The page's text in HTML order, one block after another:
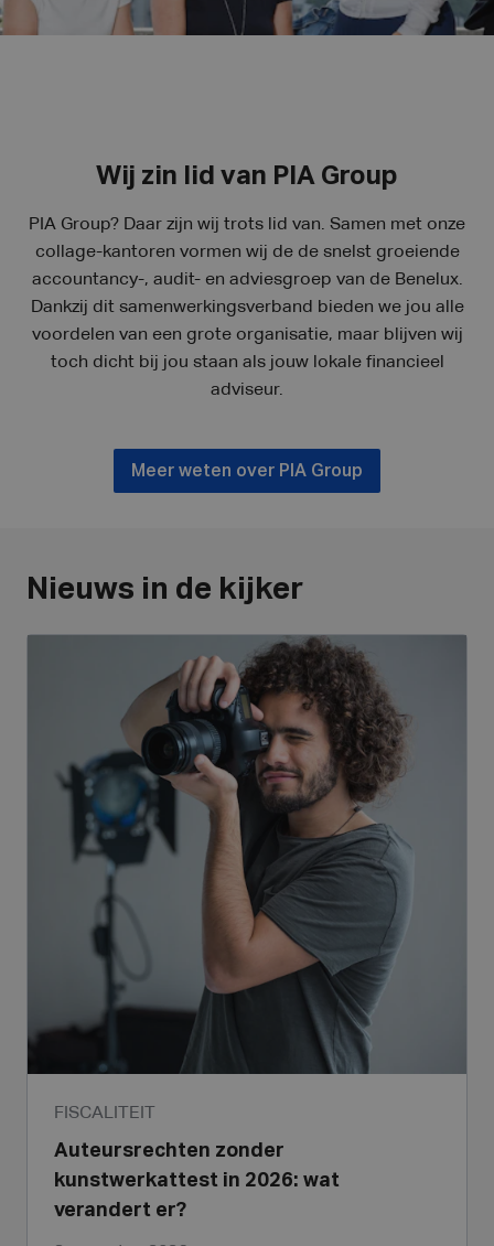
Wij zin lid van PIA Group
PIA Group? Daar zijn wij trots lid van. Samen met onze
collage-kantoren vormen wij de de snelst groeiende
accountancy-, audit- en adviesgroep van de Benelux.
Dankzij dit samenwerkingsverband bieden we jou alle
voordelen van een grote organisatie, maar blijven wij
toch dicht bij jou staan als jouw lokale financieel
adviseur.
Meer weten over PIA Group
Nieuws in de kijker
FISCALITEIT
Auteursrechten zonder
kunstwerkattest in 2026: wat
verandert er?